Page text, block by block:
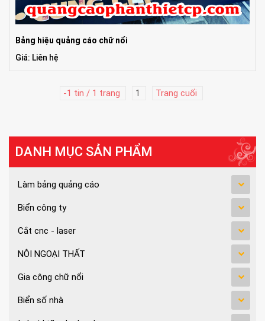
Bảng hiệu quảng cáo chữ nổi
Giá: Liên hệ
-1 tin / 1 trang 1 Trang cuối
DANH MỤC SẢN PHẨM
Làm bảng quảng cáo
Biển công ty
Cắt cnc - laser
NÔI NGOẠI THẤT
Gia công chữ nổi
Biển số nhà